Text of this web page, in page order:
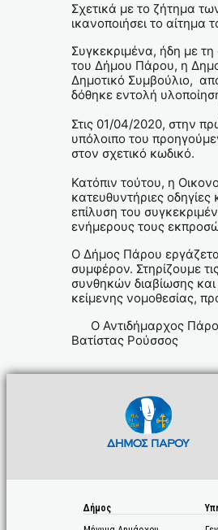
Σχετικά με το ζήτημα
ικανοποιήσει το
Συγκεκριμένα, ήδη με
του Δήμου Πάρου, η
Δημοτικό Συμβούλιο,
δόθηκε εντολή
Στις 01/04/2020, στην
υπόλοιπο του
στον σχετικό κωδικό.
Κατόπιν τούτου, η
κατευθυντήριες
επίλυση του
ενήμερους τους
Ο Δήμος Πάρου
συμφέρον. Στηρίζουμε
συνθηκών διαβίωσης
κείμενης νομοθεσίας,
Ο Αντιδήμαρχος
Βατίστας Ρούσσος
Δήμος